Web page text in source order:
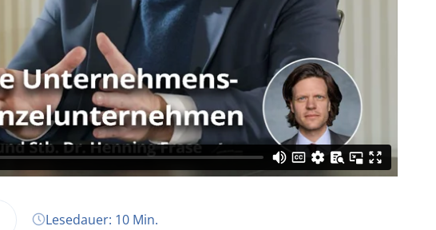
Lesedauer: 10 Min.